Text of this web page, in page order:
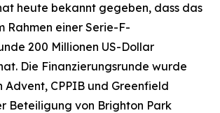
heute bekannt gegeben, dass das
Rahmen einer Serie-F-
200 Millionen US-Dollar
Die Finanzierungsrunde wurde
Advent, CPPIB und Greenfield
Beteiligung von Brighton Park